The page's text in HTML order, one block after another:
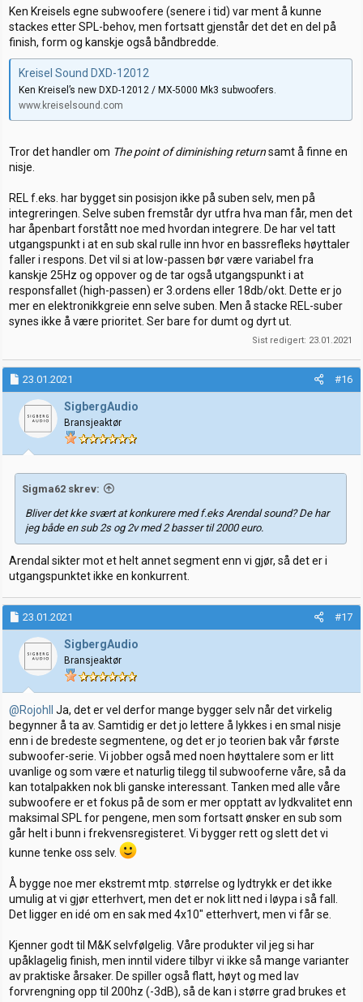
Ken Kreisels egne subwoofere (senere i tid) var ment å kunne
stackes etter SPL-behov, men fortsatt gjenstår det det en del på
finish, form og kanskje også båndbredde.
Kreisel Sound DXD-12012
Ken Kreisel’s new DXD-12012 / MX-5000 Mk3 subwoofers.
www.kreiselsound.com
Tror det handler om The point of diminishing returnsamt å finne en
nisje.
REL f.eks. har bygget sin posisjon ikke på suben selv, men på
integreringen. Selve suben fremstår dyr utfra hva man får, men det
har åpenbart forstått noe med hvordan integrere. De har vel tatt
utgangspunkt i at en sub skal rulle inn hvor en bassrefleks høyttaler
faller i respons. Det vil si at low-passen bør være variabel fra
kanskje 25Hz og oppover og de tar også utgangspunkt i at
responsfallet (high-passen) er 3.ordens eller 18db/okt. Dette er jo
mer en elektronikkgreie enn selve suben. Men å stacke REL-suber
synes ikke å være prioritet. Ser bare for dumt og dyrt ut.
Sist redigert: 23.01.2021
23.01.2021 #16
SigbergAudio
Bransjeaktør
Sigma62 skrev:
Bliver det kke svært at konkurere med f.eks Arendal sound? De har
jeg både en sub 2s og 2v med 2 basser til 2000 euro.
Arendal sikter mot et helt annet segment enn vi gjør, så det er i
utgangspunktet ikke en konkurrent.
23.01.2021 #17
SigbergAudio
Bransjeaktør
@RojohII
Ja, det er vel derfor mange bygger selv når det virkelig
begynner å ta av. Samtidig er det jo lettere å lykkes i en smal nisje
enn i de bredeste segmentene, og det er jo teorien bak vår første
subwoofer-serie. Vi jobber også med noen høyttalere som er litt
uvanlige og som være et naturlig tilegg til subwooferne våre, så da
kan totalpakken nok bli ganske interessant. Tanken med alle våre
subwoofere er et fokus på de som er mer opptatt av lydkvalitet enn
maksimal SPL for pengene, men som fortsatt ønsker en sub som
går helt i bunn i frekvensregisteret. Vi bygger rett og slett det vi
kunne tenke oss selv.
Å bygge noe mer ekstremt mtp. størrelse og lydtrykk er det ikke
umulig at vi gjør etterhvert, men det er nok litt ned i løypa i så fall.
Det ligger en idé om en sak med 4x10" etterhvert, men vi får se.
Kjenner godt til M&K selvfølgelig. Våre produkter vil jeg si har
upåklagelig finish, men inntil videre tilbyr vi ikke så mange varianter
av praktiske årsaker. De spiller også flatt, høyt og med lav
forvrengning opp til 200hz (-3dB), så de kan i større grad brukes et